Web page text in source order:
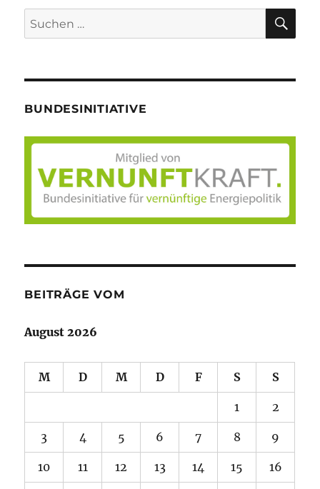
Suche
nach:
BUNDESINITIATIVE
BEITRÄGE VOM
August 2026
M D M D F S S
1 2
3 4 5 6 7 8 9
10 11 12 13 14 15 16